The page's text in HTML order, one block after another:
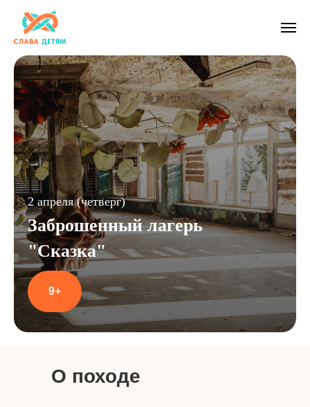
2 апреля (четверг)
Заброшенный лагерь
"Сказка"
9+
О походе